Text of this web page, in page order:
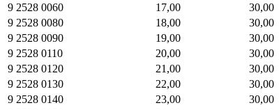
9 2528 0060
17,00 30,00
9 2528 0080
18,00 30,00
9 2528 0090
19,00 30,00
9 2528 0110
20,00 30,00
9 2528 0120
21,00 30,00
9 2528 0130
22,00 30,00
9 2528 0140
23,00 30,00